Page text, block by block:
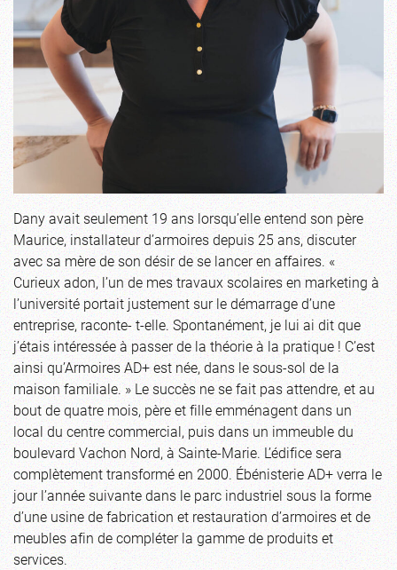
Dany avait seulement 19 ans lorsqu’elle entend son père
Maurice, installateur d’armoires depuis 25 ans, discuter
avec sa mère de son désir de se lancer en affaires. «
Curieux adon, l’un de mes travaux scolaires en marketing à
l’université portait justement sur le démarrage d’une
entreprise, raconte- t-elle. Spontanément, je lui ai dit que
j’étais intéressée à passer de la théorie à la pratique ! C’est
ainsi qu’Armoires AD+ est née, dans le sous-sol de la
maison familiale. » Le succès ne se fait pas attendre, et au
bout de quatre mois, père et fille emménagent dans un
local du centre commercial, puis dans un immeuble du
boulevard Vachon Nord, à Sainte-Marie. L’édifice sera
complètement transformé en 2000. Ébénisterie AD+ verra le
jour l’année suivante dans le parc industriel sous la forme
d’une usine de fabrication et restauration d’armoires et de
meubles afin de compléter la gamme de produits et
services.